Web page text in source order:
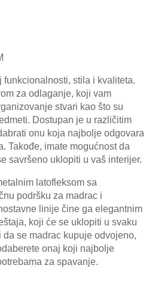
1,149.00 KM
through
1,299.00 KM
funkcionalnosti, stila i kvaliteta.
za odlaganje, koji vam
stvari kao što su
Dostupan je u različitim
onu koja najbolje odgovara
Takođe, imate mogućnost da
savršeno uklopiti u vaš interijer.
latofleksom sa
podršku za madrac i
linije čine ga elegantnim
koji će se uklopiti u svaku
se madrac kupuje odvojeno,
onaj koji najbolje
za spavanje.